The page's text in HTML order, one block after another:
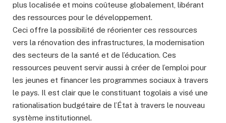
plus localisée et moins coûteuse globalement, libérant
des ressources pour le développement.
Ceci offre la possibilité de réorienter ces ressources
vers la rénovation des infrastructures, la modernisation
des secteurs de la santé et de l’éducation. Ces
ressources peuvent servir aussi à créer de l’emploi pour
les jeunes et financer les programmes sociaux à travers
le pays. Il est clair que le constituant togolais a visé une
rationalisation budgétaire de l’État à travers le nouveau
système institutionnel.